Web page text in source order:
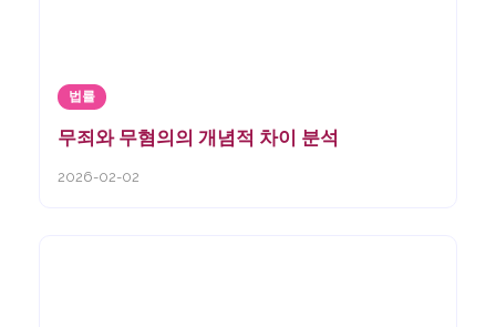
법률
무죄와 무혐의의 개념적 차이 분석
2026-02-02